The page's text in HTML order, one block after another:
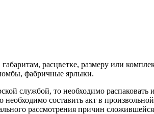
расцветке, размеру или
фабричные ярлыки.
службой, то необходимо распаковать
составить акт в
рассмотрения причин